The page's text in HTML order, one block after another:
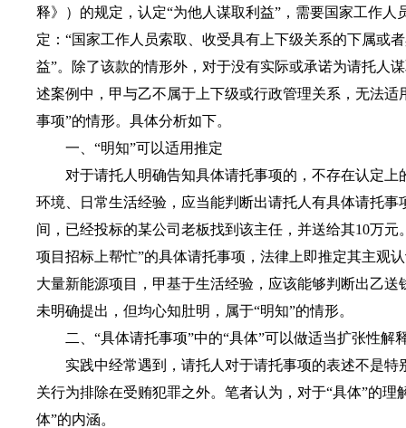
释》）的规定，认定“为他人谋取利益”，需要国家工作
定：“国家工作人员索取、收受具有上下级关系的下属或
益”。除了该款的情形外，对于没有实际或承诺为请托人
述案例中，甲与乙不属于上下级或行政管理关系，无法
事项”的情形。具体分析如下。
一、“明知”可以适用推定
对于请托人明确告知具体请托事项的，不存在认定上
环境、日常生活经验，应当能判断出请托人有具体请托
间，已经投标的某公司老板找到该主任，并送给其10万
项目招标上帮忙”的具体请托事项，法律上即推定其主观
大量新能源项目，甲基于生活经验，应该能够判断出乙
未明确提出，但均心知肚明，属于“明知”的情形。
二、“具体请托事项”中的“具体”可以做适当扩张性解
实践中经常遇到，请托人对于请托事项的表述不是特
关行为排除在受贿犯罪之外。笔者认为，对于“具体”的
体”的内涵。